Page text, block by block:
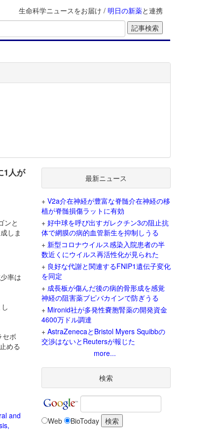
生命科学ニュースをお届け / 明日の新薬と連携
1人が
ンと
しま
率は
セボ
める
and
最新ニュース
+ V2a介在神経が豊富な脊髄介在神経の移
植が脊髄損傷ラットに有効
+ 好中球を呼び出すガレクチン3の阻止抗
体で網膜の病的血管新生を抑制しうる
+ 新型コロナウイルス感染入院患者の半
数近くにウイルス再活性化が見られた
+ 良好な代謝と関連するFNIP1遺伝子変化
を同定
+ 成長板が傷んだ後の病的骨形成を感覚
神経の阻害薬ブピバカインで防ぎうる
+ Mironid社が多発性嚢胞腎薬の開発資金
4600万ドル調達
+ AstraZenecaとBristol Myers Squibbの
交渉はないとReutersが報じた
more...
検索
Web BioToday